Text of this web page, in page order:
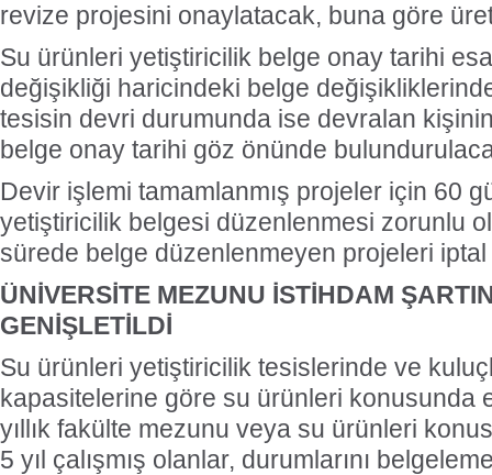
revize projesini onaylatacak, buna göre
Su ürünleri yetiştiricilik belge onay tarihi
değişikliği haricindeki belge
tesisin devri durumunda ise devralan
belge onay tarihi göz önünde
Devir işlemi tamamlanmış projeler için 60
yetiştiricilik belgesi düzenlenmesi zorunlu
sürede belge düzenlenmeyen projeleri
ÜNİVERSİTE MEZUNU İSTİHDAM
GENİŞLETİLDİ
Su ürünleri yetiştiricilik tesislerinde ve
kapasitelerine göre su ürünleri konusunda
yıllık fakülte mezunu veya su ürünleri
5 yıl çalışmış olanlar, durumlarını